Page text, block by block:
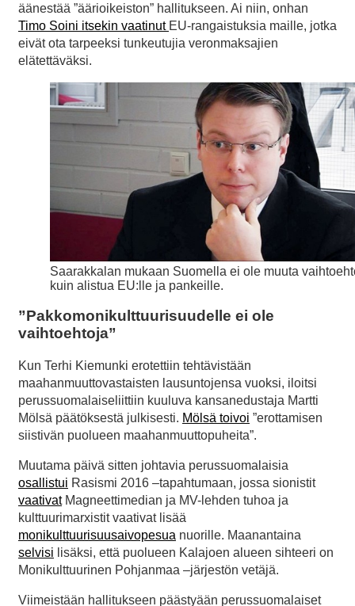
äänestää ”äärioikeiston” hallitukseen. Ai niin, onhan
Timo Soini itsekin vaatinut EU-rangaistuksia maille, jotka
eivät ota tarpeeksi tunkeutujia veronmaksajien
elätettäväksi.
Saarakkalan mukaan Suomella ei ole muuta
kuin alistua EU:lle ja pankeille.
”Pakkomonikulttuurisuudelle ei ole
vaihtoehtoja”
Kun Terhi Kiemunki erotettiin tehtävistään
maahanmuuttovastaisten lausuntojensa vuoksi, iloitsi
perussuomalaiseliittiin kuuluva kansanedustaja Martti
Mölsä päätöksestä julkisesti. Mölsä toivoi ”erottamisen
siistivän puolueen maahanmuuttopuheita”.
Muutama päivä sitten johtavia perussuomalaisia
osallistui Rasismi 2016 –tapahtumaan, jossa sionistit
vaativatMagneettimedian ja MV-lehden tuhoa ja
kulttuurimarxistit vaativat lisää
monikulttuurisuusaivopesua nuorille. Maanantaina
selvisi lisäksi, että puolueen Kalajoen alueen sihteeri on
Monikulttuurinen Pohjanmaa –järjestön vetäjä.
Viimeistään hallitukseen päästyään perussuomalaiset